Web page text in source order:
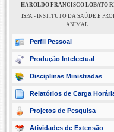
HAROLDO FRANCISCO LOBATO
ISPA - INSTITUTO DA SAÚDE E
ANIMAL
Perfil Pessoal
Produção Intelectual
Disciplinas Ministradas
Relatórios de Carga
Projetos de Pesquisa
Atividades de Extensão